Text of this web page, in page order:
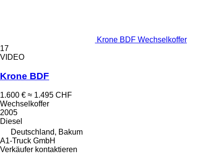
Krone BDF Wechselkoffer
17
VIDEO
Krone BDF
1.600 € ≈ 1.495 CHF
Wechselkoffer
2005
Diesel
Deutschland, Bakum
A1-Truck GmbH
Verkäufer kontaktieren